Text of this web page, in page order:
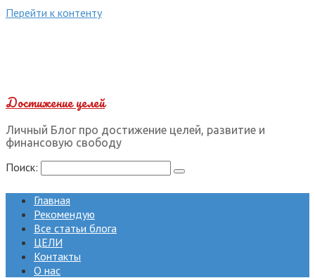
Перейти к контенту
Достижение целей
Личный Блог про достижение целей, развитие и
финансовую свободу
Поиск:
Главная
Рекомендую
Все статьи блога
ЦЕЛИ
Контакты
О нас